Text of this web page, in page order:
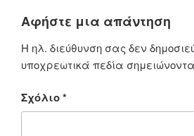
Αφήστε μια απάντηση
Η ηλ. διεύθυνση σας δεν
υποχρεωτικά πεδία
Σχόλιο*